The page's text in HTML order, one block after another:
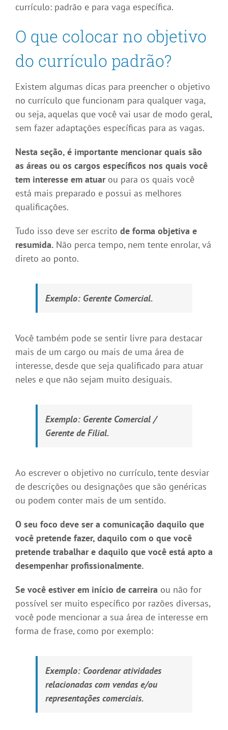
currículo: padrão e para vaga específica.
O que colocar no objetivo
do currículo padrão?
Existem algumas dicas para preencher o objetivo
no currículo que funcionam para qualquer vaga,
ou seja, aquelas que você vai usar de modo geral,
sem fazer adaptações específicas para as vagas.
Nesta seção, é importante mencionar quais são
as áreas ou os cargos específicos nos quais você
tem interesse em atuarou para os quais você
está mais preparado e possui as melhores
qualificações.
Tudo isso deve ser escrito de forma objetiva e
resumida. Não perca tempo, nem tente enrolar, vá
direto ao ponto.
Exemplo: Gerente Comercial.
Você também pode se sentir livre para destacar
mais de um cargo ou mais de uma área de
interesse, desde que seja qualificado para atuar
neles e que não sejam muito desiguais.
Exemplo: Gerente Comercial /
Gerente de Filial.
Ao escrever o objetivo no currículo, tente desviar
de descrições ou designações que são genéricas
ou podem conter mais de um sentido.
O seu foco deve ser a comunicação daquilo que
você pretende fazer, daquilo com o que você
pretende trabalhar e daquilo que você está apto a
desempenhar profissionalmente.
Se você estiver em início de carreira ou não for
possível ser muito específico por razões diversas,
você pode mencionar a sua área de interesse em
forma de frase, como por exemplo:
Exemplo: Coordenar atividades
relacionadas com vendas e/ou
representações comerciais.